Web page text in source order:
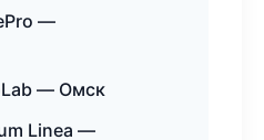
—
— Омск
Linea —